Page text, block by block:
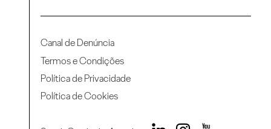
Canal de Denúncia
Termos e Condições
Política de Privacidade
Política de Cookies